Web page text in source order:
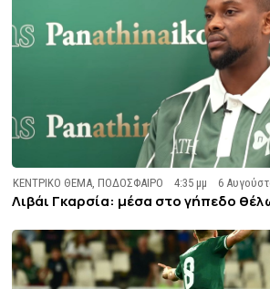
ΚΕΝΤΡΙΚΟ ΘΕΜΑ ,ΠΟΔΟΣΦΑΙΡΟ 4:35 μμ 6
Λιβάι Γκαρσία: μέσα στο γήπεδο